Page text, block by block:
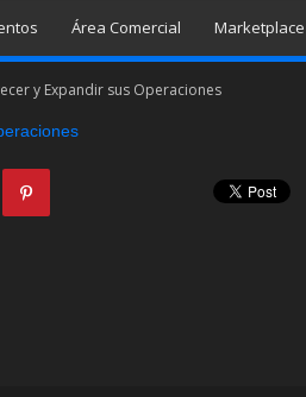
Área Comercial
y Expandir sus Operaciones